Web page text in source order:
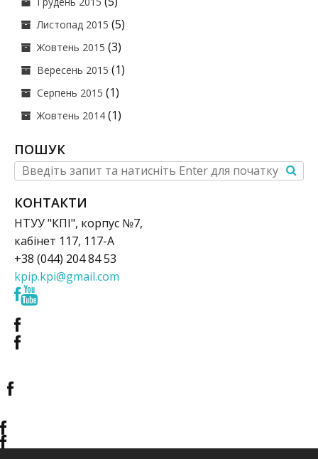
Листопад 2015 (5)
Жовтень 2015 (3)
Вересень 2015 (1)
Серпень 2015 (1)
Жовтень 2014 (1)
ПОШУК
КОНТАКТИ
НТУУ "КПІ", корпус №7,
кабінет 117, 117-А
+38 (044) 204 84 53
kpip.kpi@gmail.com